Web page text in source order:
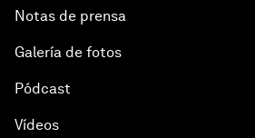
Notas de prensa
Galería de fotos
Pódcast
Vídeos